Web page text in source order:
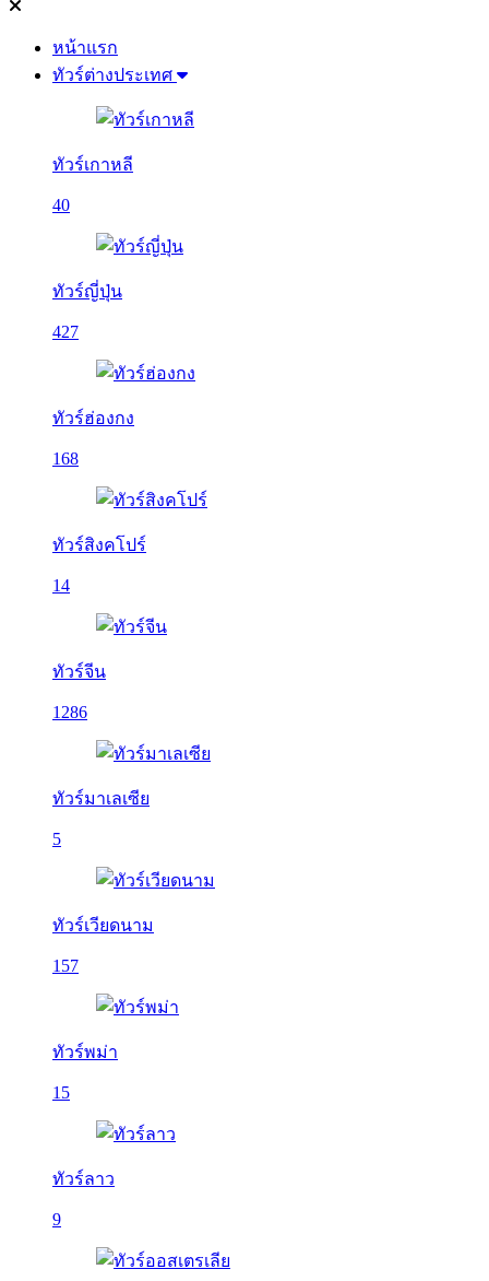
หน้าแรก
ทัวร์ต่างประเทศ
ทัวร์เกาหลี
40
ทัวร์ญี่ปุ่น
427
ทัวร์ฮ่องกง
168
ทัวร์สิงคโปร์
14
ทัวร์จีน
1286
ทัวร์มาเลเซีย
5
ทัวร์เวียดนาม
157
ทัวร์พม่า
15
ทัวร์ลาว
9